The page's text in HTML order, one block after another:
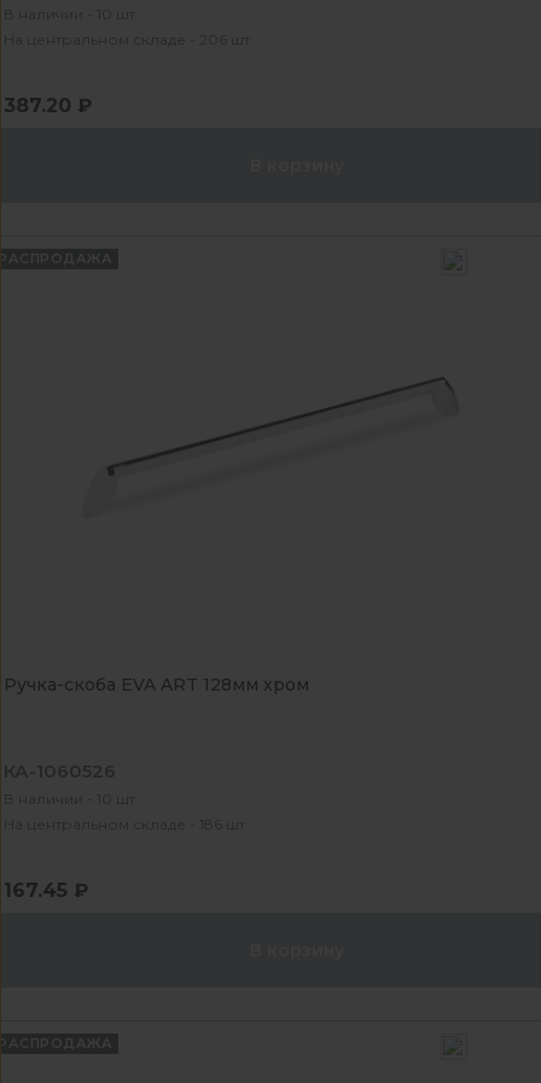
В наличии - 10 шт
На центральном складе - 206 шт
387.20 ₽
Ручка-скоба EVA ART 128мм хром
КА-1060526
В наличии - 10 шт
На центральном складе - 186 шт
167.45 ₽